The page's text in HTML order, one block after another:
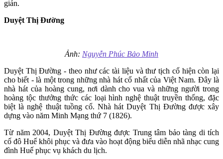
giản.
Duyệt Thị Đường
Ảnh: Nguyễn Phúc Bảo Minh
Duyệt Thị Đường - theo như các tài liệu và thư tịch cổ hiện còn lại
cho biết - là một trong những nhà hát cổ nhất của Việt Nam. Đây là
nhà hát của hoàng cung, nơi dành cho vua và những người trong
hoàng tộc thưởng thức các loại hình nghệ thuật truyền thống, đặc
biệt là nghệ thuật tuồng cổ. Nhà hát Duyệt Thị Đường được xây
dựng vào năm Minh Mạng thứ 7 (1826).
Từ năm 2004, Duyệt Thị Đường được Trung tâm bảo tàng di tích
cố đô Huế khôi phục và đưa vào hoạt động biểu diễn nhã nhạc cung
đình Huế phục vụ khách du lịch.